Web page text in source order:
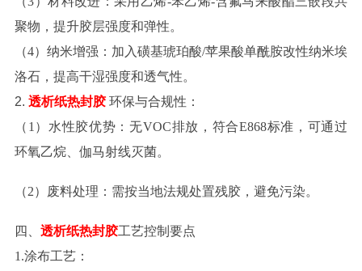
聚物，提升胶层强度和弹性。
（4） 纳米增强 ：加入磺基琥珀酸/苹果酸单酰胺改性纳米埃
洛石，提高干湿强度和透气性。
2. 透析纸热封胶 环保与合规性 ：
（ 1 ） 水性胶优势 ：无VOC排放，符合E868标准，可通过
环氧乙烷、伽马射线灭菌。
（2） 废料处理 ：需按当地法规处置残胶，避免污染。
四、 透析纸热封胶工艺控制要点
1.涂布工艺：